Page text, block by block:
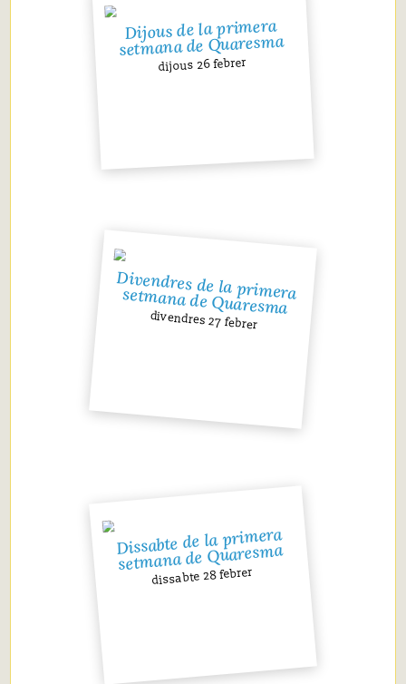
Dijous de la primera
setmana de Quaresma
dijous 26 febrer
Divendres de la primera setmana de Quaresma
divendres 27 febrer
Dissabte de la primera
setmana de Quaresma
dissabte 28 febrer